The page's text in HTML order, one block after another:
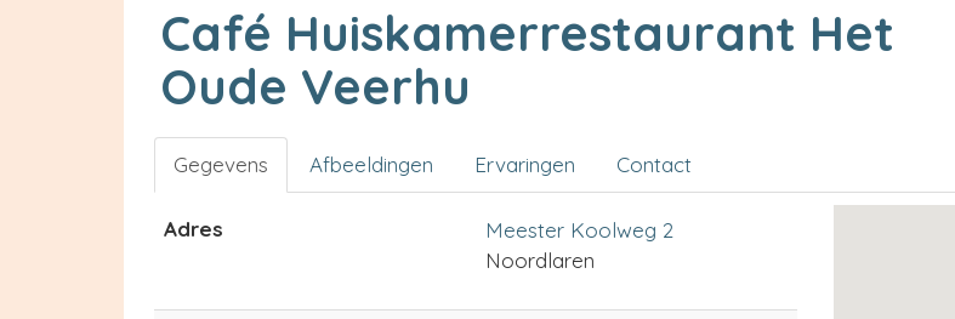
Café Huiskamerrestaurant Het
Oude Veerhu
Gegevens Afbeeldingen Ervaringen Contact
Adres
Meester Koolweg 2
Noordlaren